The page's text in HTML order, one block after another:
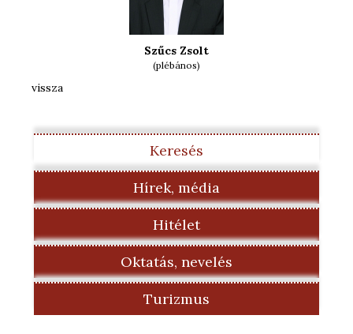
Szűcs Zsolt
(plébános)
vissza
Keresés
Hírek, média
Hitélet
Oktatás, nevelés
Turizmus